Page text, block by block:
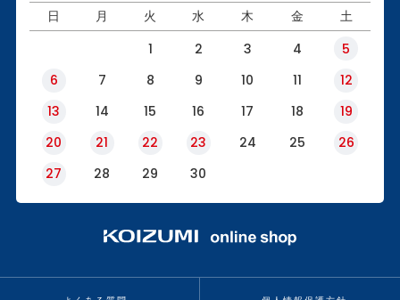
日 月 火 水 木 金 土
1 2 3 4
5
6
7 8 9 10 11
12
13
14 15 16 17 18
19
20
21 22 23 24 25
26
27
28 29 30